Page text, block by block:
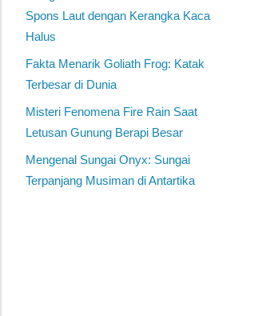
Spons Laut dengan Kerangka Kaca
Halus
Fakta Menarik Goliath Frog: Katak
Terbesar di Dunia
Misteri Fenomena Fire Rain Saat
Letusan Gunung Berapi Besar
Mengenal Sungai Onyx: Sungai
Terpanjang Musiman di Antartika